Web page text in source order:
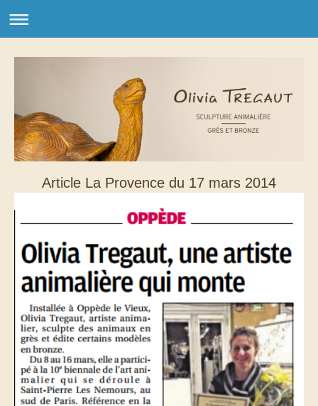
Article La Provence du 17 mars 2014